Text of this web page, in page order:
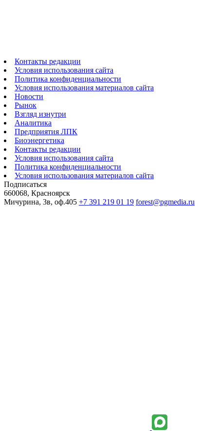
Контакты редакции
Условия использования сайта
Политика конфиденциальности
Условия использования материалов сайта
Новости
Рынок
Взгляд изнутри
Аналитика
Предприятия ЛПК
Биоэнергетика
Контакты редакции
Условия использования сайта
Политика конфиденциальности
Условия использования материалов сайта
Подписаться
660068, Красноярск
Мичурина, 3в, оф.405 +7 391 219 01 19 forest@pgmedia.ru